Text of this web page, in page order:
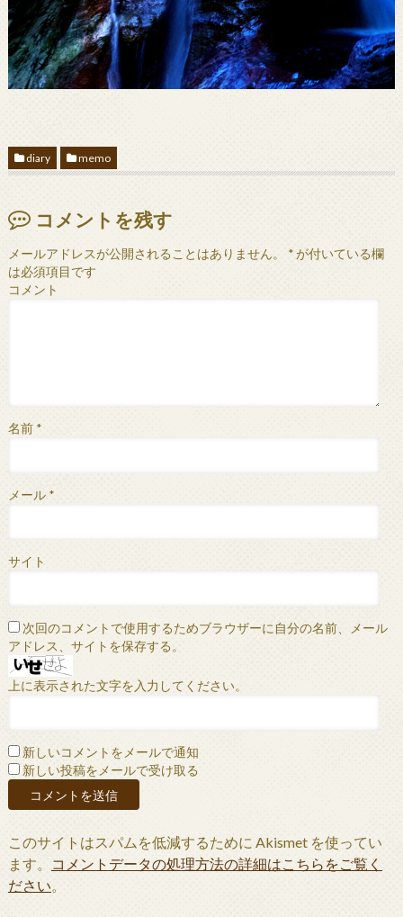
diary memo
コメントを残す
メールアドレスが公開されることはありません。 *が付いている欄
は必須項目です
コメント
名前 *
メール *
サイト
次回のコメントで使用するためブラウザーに自分の名前、メール
アドレス、サイトを保存する。
上に表示された文字を入力してください。
新しいコメントをメールで通知
新しい投稿をメールで受け取る
このサイトはスパムを低減するために Akismet を使ってい
ます。
コメントデータの処理方法の詳細はこちらをご覧く
ださい。